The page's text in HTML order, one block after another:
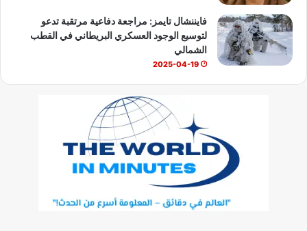
فايننشال تايمز: مراجعة دفاعية مرتقبة تدعو
لتوسيع الوجود العسكري البريطاني في القطب
الشمالي
2025-04-19